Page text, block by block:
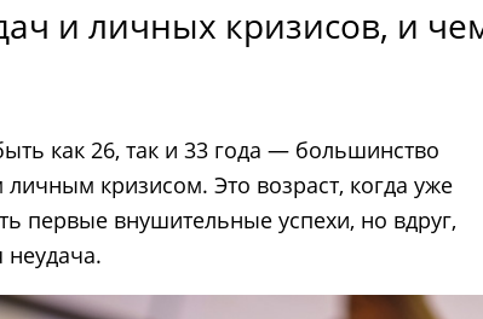
и личных кризисов, и
как 26, так и 33 года — большинство
кризисом. Это возраст, когда уже
первые внушительные успехи, но вдруг,
неудача.